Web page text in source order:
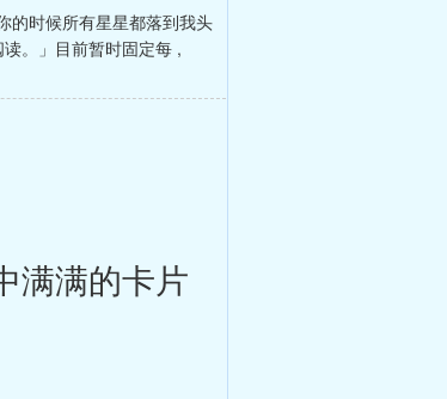
的时候所有星星都落到我头
。」目前暂时固定每 ,
满满的卡片